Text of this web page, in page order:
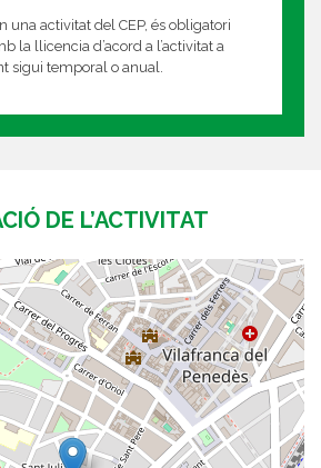
una activitat del CEP, és obligatori
la llicencia d’acord a l’activitat a
sigui temporal o anual.
DE L’ACTIVITAT